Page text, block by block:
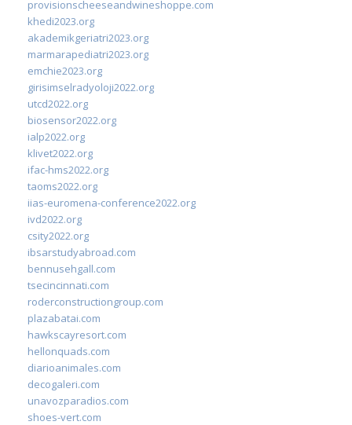
provisionscheeseandwineshoppe.com
khedi2023.org
akademikgeriatri2023.org
marmarapediatri2023.org
emchie2023.org
girisimselradyoloji2022.org
utcd2022.org
biosensor2022.org
ialp2022.org
klivet2022.org
ifac-hms2022.org
taoms2022.org
iias-euromena-conference2022.org
ivd2022.org
csity2022.org
ibsarstudyabroad.com
bennusehgall.com
tsecincinnati.com
roderconstructiongroup.com
plazabatai.com
hawkscayresort.com
hellonquads.com
diarioanimales.com
decogaleri.com
unavozparadios.com
shoes-vert.com